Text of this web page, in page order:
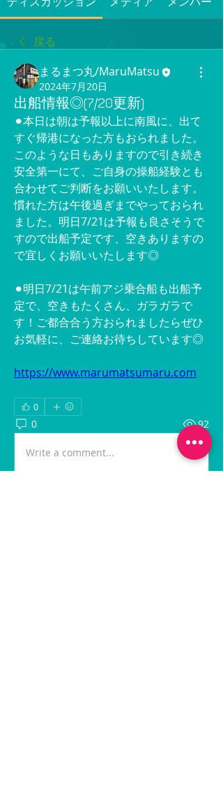
戻る
まるまつ丸/MaruMatsu
2024年7月20日
出船情報◎(7/20更新)
⚫︎本日は朝は予報以上に南風に、出て
すぐ帰港になった方もおられました。
このような日もありますので引き続き
安全第一にて、ご自身の操船経験とも
合わせてご判断をお願いいたします。
慣れた方は午後過ぎまでやっておられ
ました。明日7/21は予報も良さそうで
すので出船予定です、空きありますの
で宜しくお願いいたします◎
⚫︎明日7/21は午前アジ乗合船も出船予
定で、空きもたくさん、ガラガラで
す！ご都合合う方おられましたらぜひ
お気軽に、ご連絡お待ちしています◎
https://www.marumatsumaru.com
0
0 92
Write a comment...